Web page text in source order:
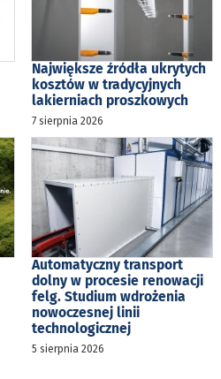
Największe źródła ukrytych
kosztów w tradycyjnych
lakierniach proszkowych
7 sierpnia 2026
Automatyczny transport
dolny w procesie renowacji
felg. Studium wdrożenia
nowoczesnej linii
technologicznej
5 sierpnia 2026